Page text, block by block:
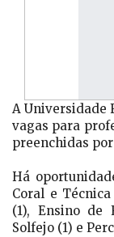
A Universidade
vagas para
preenchidas
Há
Coral e
(1), Ensino de
Solfejo (1) e